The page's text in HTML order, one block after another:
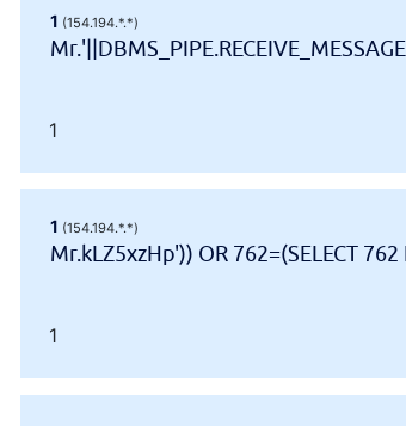
1 (154.194.*.*)
1
1 (154.194.*.*)
Mr.kLZ5xzHp')) OR 762=(SELECT 762
1